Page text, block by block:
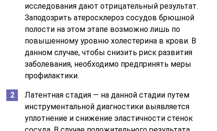
исследования дают отрицательный результат.
Заподозрить атеросклероз сосудов брюшной
полости на этом этапе возможно лишь по
повышенному уровню холестерина в крови. В
данном случае, чтобы снизить риск развития
заболевания, необходимо предпринять меры
профилактики.
Латентная стадия — на данной стадии путем
инструментальной диагностики выявляется
уплотнение и снижение эластичности стенок